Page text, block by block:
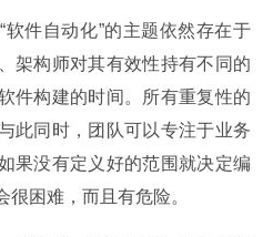
件自动化”的主题依然存在于
架构师对其有效性持有不同的
件构建的时间。所有重复性的
此同时，团队可以专注于业务
果没有定义好的范围就决定编
困难，而且有危险。